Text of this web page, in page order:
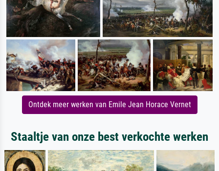
Ontdek meer werken van Emile Jean Horace Vernet
Staaltje van onze best verkochte werken